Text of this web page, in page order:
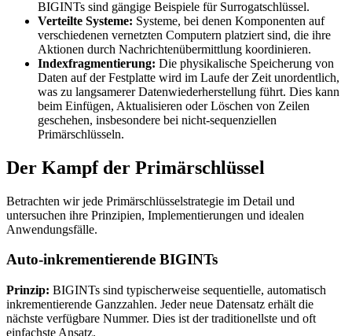
BIGINTs sind gängige Beispiele für Surrogatschlüssel.
Verteilte Systeme: Systeme, bei denen Komponenten auf
verschiedenen vernetzten Computern platziert sind, die ihre
Aktionen durch Nachrichtenübermittlung koordinieren.
Indexfragmentierung: Die physikalische Speicherung von
Daten auf der Festplatte wird im Laufe der Zeit unordentlich,
was zu langsamerer Datenwiederherstellung führt. Dies kann
beim Einfügen, Aktualisieren oder Löschen von Zeilen
geschehen, insbesondere bei nicht-sequenziellen
Primärschlüsseln.
Der Kampf der Primärschlüssel
Betrachten wir jede Primärschlüsselstrategie im Detail und
untersuchen ihre Prinzipien, Implementierungen und idealen
Anwendungsfälle.
Auto-inkrementierende BIGINTs
Prinzip: BIGINTs sind typischerweise sequentielle, automatisch
inkrementierende Ganzzahlen. Jeder neue Datensatz erhält die
nächste verfügbare Nummer. Dies ist der traditionellste und oft
einfachste Ansatz.